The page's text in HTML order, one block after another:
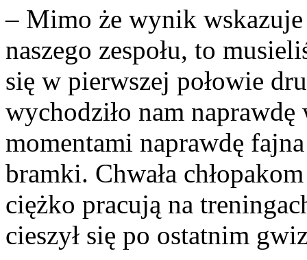
– Mimo że wynik wskazuje
naszego zespołu, to
się w pierwszej połowie
wychodziło nam naprawdę
momentami naprawdę
bramki. Chwała
ciężko pracują na
cieszył się po ostatnim